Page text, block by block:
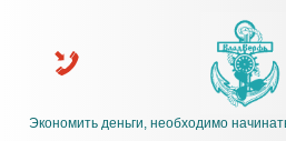
Экономить деньги, необходимо